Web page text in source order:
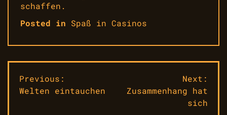
schaffen.
Posted in Spaß in Casinos
Beitragsnavigation
Previous:
Welten eintauchen
Next:
Zusammenhang hat
sich